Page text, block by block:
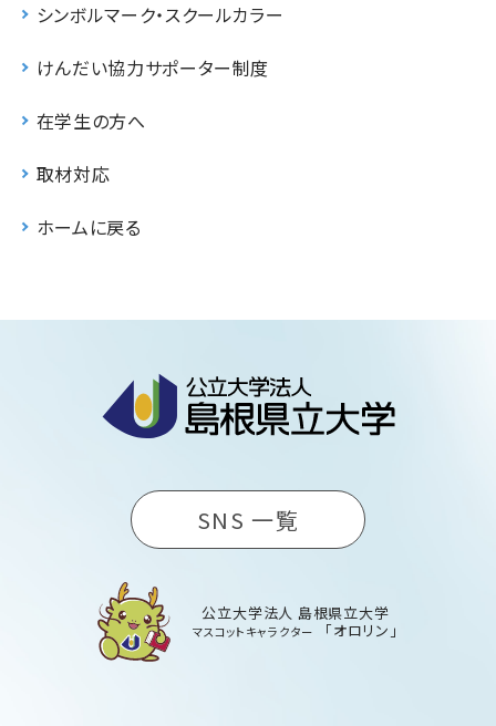
シンボルマーク・スクールカラー
けんだい協力サポーター制度
在学生の方へ
取材対応
ホームに戻る
SNS 一覧
公立大学法人 島根県立大学
マスコットキャラクター 「オロリン」